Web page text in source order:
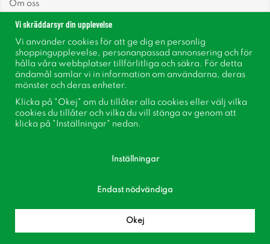
Om oss
Nyhetsbrev
Om cookies
Inspiration
Bli medlem i vår kundklubb!
Vi skräddarsyr din upplevelse
Vi använder cookies för att ge dig en personlig
shoppingupplevelse, personanpassad annonsering och för
hålla våra webbplatser tillförlitliga och säkra. För detta
ändamål samlar vi in information om användarna, deras
mönster och deras enheter.
Klicka på "Okej" om du tillåter alla cookies eller välj vilka
cookies du tillåter och vilka du vill stänga av genom att
klicka på "Inställningar" nedan.
Inställningar
Endast nödvändiga
Okej